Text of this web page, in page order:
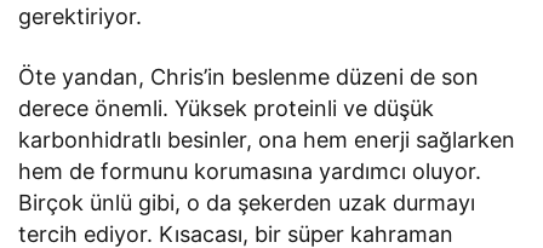
gerektiriyor.
Öte yandan, Chris’in beslenme düzeni de son
derece önemli. Yüksek proteinli ve düşük
karbonhidratlı besinler, ona hem enerji sağlarken
hem de formunu korumasına yardımcı oluyor.
Birçok ünlü gibi, o da şekerden uzak durmayı
tercih ediyor. Kısacası, bir süper kahraman